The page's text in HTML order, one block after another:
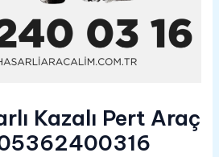
Kazalı Pert Araç
05362400316